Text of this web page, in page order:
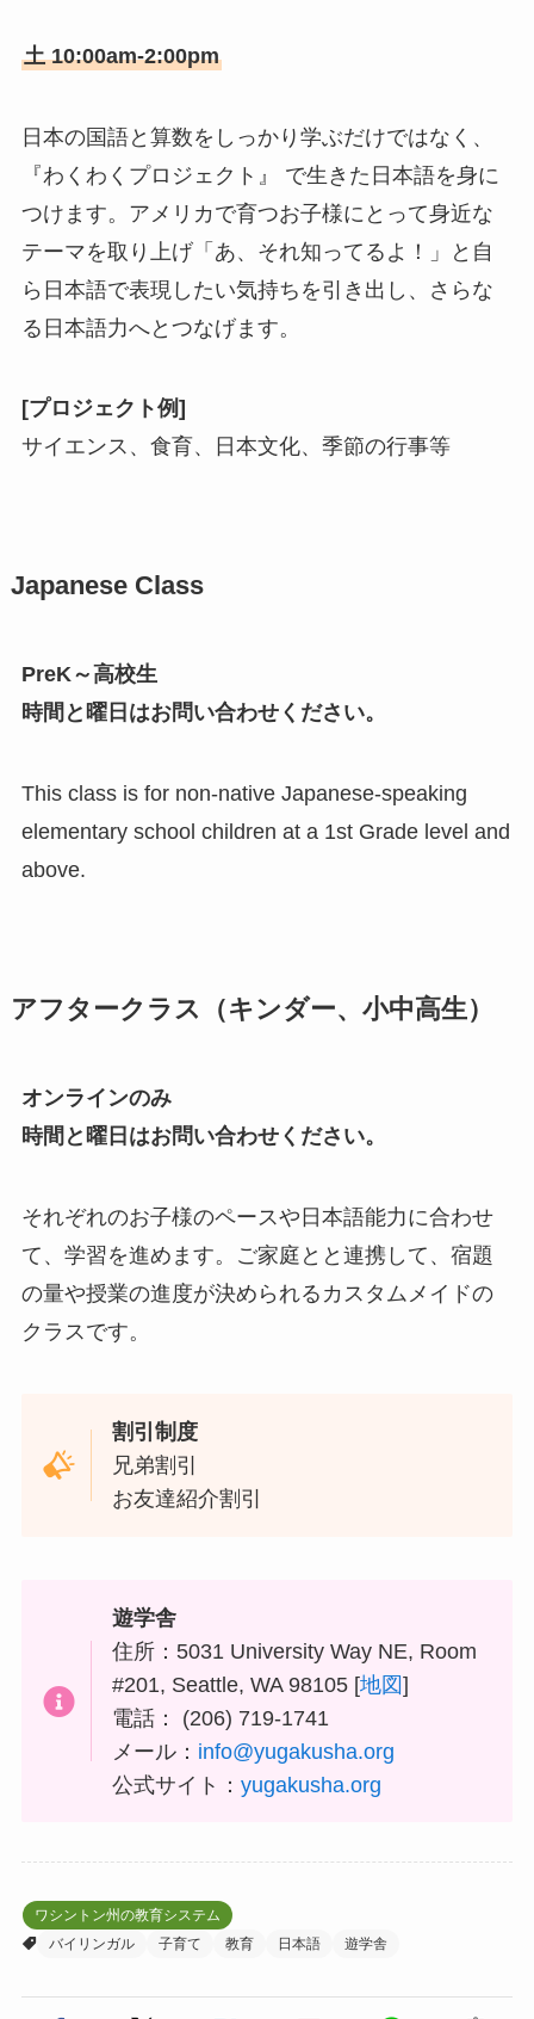
土 10:00am-2:00pm
日本の国語と算数をしっかり学ぶだけではなく、
『わくわくプロジェクト』 で生きた日本語を身に
つけます。アメリカで育つお子様にとって身近な
テーマを取り上げ「あ、それ知ってるよ！」と自
ら日本語で表現したい気持ちを引き出し、さらな
る日本語力へとつなげます。
[プロジェクト例]
サイエンス、食育、日本文化、季節の行事等
Japanese Class
PreK～高校生
時間と曜日はお問い合わせください。
This class is for non-native Japanese-speaking
elementary school children at a 1st Grade level and
above.
アフタークラス（キンダー、小中高生）
オンラインのみ
時間と曜日はお問い合わせください。
それぞれのお子様のペースや日本語能力に合わせ
て、学習を進めます。ご家庭とと連携して、宿題
の量や授業の進度が決められるカスタムメイドの
クラスです。
割引制度
兄弟割引
お友達紹介割引
遊学舎
住所：5031 University Way NE, Room
#201, Seattle, WA 98105 [地図]
電話： (206) 719-1741
メール： info@yugakusha.org
公式サイト：yugakusha.org
ワシントン州の教育システム
バイリンガル
子育て 教育 日本語 遊学舎